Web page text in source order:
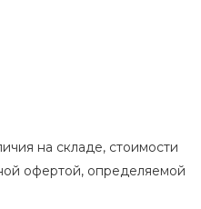
на складе, стоимости
офертой, определяемой